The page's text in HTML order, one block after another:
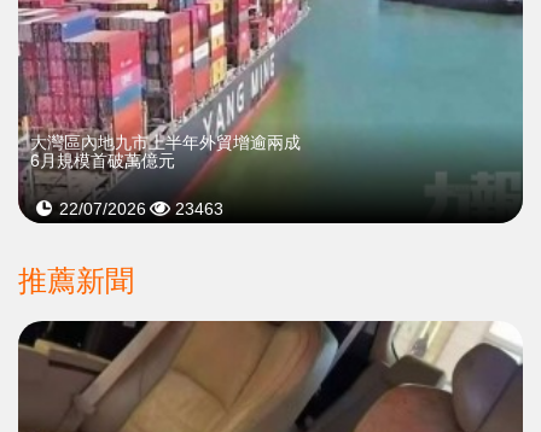
大灣區內地九市上半年外貿增逾兩成
6月規模首破萬億元
22/07/2026 23463
推薦新聞